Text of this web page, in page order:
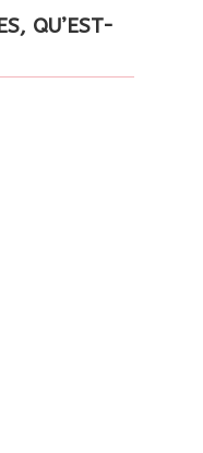
QU’EST-